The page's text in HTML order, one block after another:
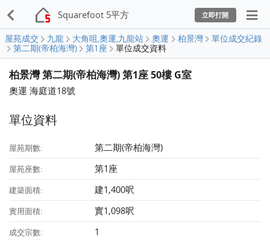
Squarefoot 5平方 立即打開
屋苑成交 九龍 大角咀,奧運,九龍站 奧運 柏景灣
單位成交紀錄
第二期(帝柏海灣)
第1座 單位成交資料
柏景灣 第二期(帝柏海灣) 第1座 50樓 G室
奧運 海庭道18號
單位資料
屋苑期數: 第二期(帝柏海灣)
屋苑座數: 第1座
建築面積: 建1,400呎
實用面積: 實1,098呎
成交宗數: 1